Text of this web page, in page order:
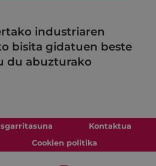
industriaren
bisita gidatuen beste
du abuzturako
Kontaktua
Cookien politika